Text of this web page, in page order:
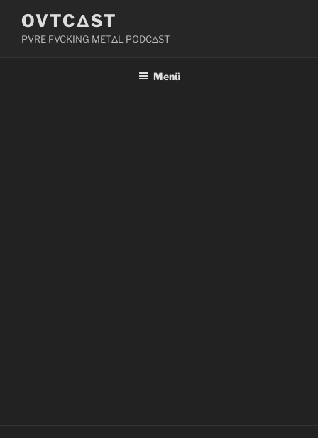
Inhalt
springen
OVTCΔST
PVRE FVCKING METΔL PODCΔST
Menü